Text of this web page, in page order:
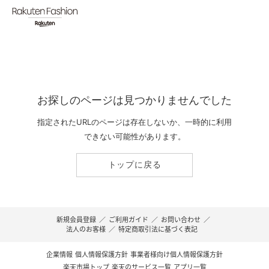
お探しのページは見つかりませんでした
指定されたURLのページは存在しないか、一時的に利用
できない可能性があります。
トップに戻る
新規会員登録 ／ ご利用ガイド ／ お問い合わせ ／
法人のお客様 ／ 特定商取引法に基づく表記
企業情報 個人情報保護方針 事業者様向け個人情報保護方針
楽天市場トップ 楽天のサービス一覧 アプリ一覧